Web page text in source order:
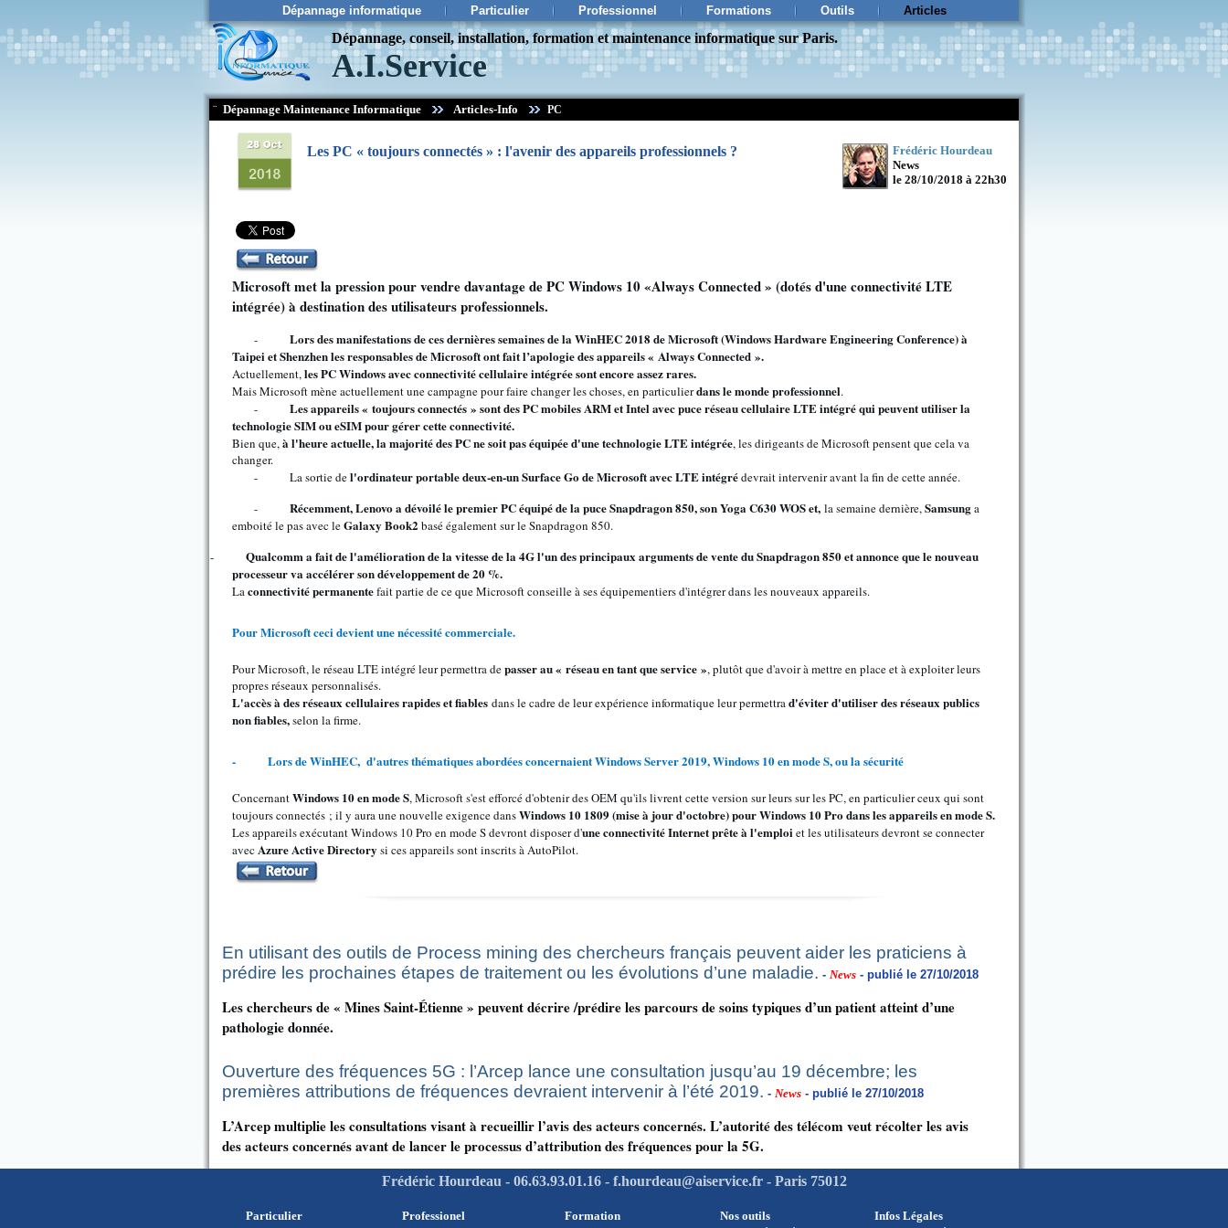
Dépannage informatique Particulier Professionnel Formations Outils Articles
Dépannage, conseil, installation, formation et maintenance informatique sur Paris.
A.I.Service
¨ Dépannage Maintenance Informatique Articles-Info PC
Les PC « toujours connectés » : l'avenir des appareils professionnels ?
Frédéric Hourdeau
News
le 28/10/2018 à 22h30
Microsoft met la pression pour vendre davantage de PC Windows 10 «Always Connected » (dotés d'une connectivité LTE
intégrée) à destination des utilisateurs professionnels.
- Lors des manifestations de ces dernières semaines de la WinHEC 2018 de Microsoft (Windows Hardware Engineering Conference) à
Taipei et Shenzhen les responsables de Microsoft ont fait l’apologie des appareils « Always Connected ».
Actuellement,les PC Windows avec connectivité cellulaire intégrée sont encore assez rares.
Mais Microsoft mène actuellement une campagne pour faire changer les choses, en particulierdans le monde professionnel.
- Les appareils « toujours connectés » sont des PC mobiles ARM et Intel avec puce réseau cellulaire LTE intégré qui peuvent utiliser la
technologie SIM ou eSIM pour gérer cette connectivité.
Bien que,à l'heure actuelle, la majorité des PC ne soit pas équipée d'une technologie LTE intégrée, les dirigeants de Microsoft pensent que cela va
changer.
- La sortie del'ordinateur portable deux-en-un Surface Go de Microsoft avec LTE intégrédevrait intervenir avant la fin de cette année.
- Récemment, Lenovo a dévoilé le premier PC équipé de la puce Snapdragon 850, son Yoga C630 WOS et, la semaine dernière,Samsunga
emboité le pas avec leGalaxy Book2 basé également sur le Snapdragon 850.
- Qualcomm a fait de l'amélioration de la vitesse de la 4G l'un des principaux arguments de vente du Snapdragon 850 et annonce que le nouveau
processeur va accélérer son développement de 20 %.
Laconnectivité permanentefait partie de ce que Microsoft conseille à ses équipementiers d'intégrer dans les nouveaux appareils.
Pour Microsoft ceci devient une nécessité commerciale.
Pour Microsoft, le réseau LTE intégré leur permettra depasser au « réseau en tant que service », plutôt que d'avoir à mettre en place et à exploiter leurs
propres réseaux personnalisés.
L'accès à des réseaux cellulaires rapides et fiables dans le cadre de leur expérience informatique leur permettrad'éviter d'utiliser des réseaux publics
non fiables,selon la firme.
- Lors de WinHEC, d'autres thématiquesabordées concernaientWindows Server 2019, Windows 10 en mode S, ou la sécurité
ConcernantWindows 10 en mode S, Microsoft s'est efforcé d'obtenir des OEM qu'ils livrent cette version sur leurs sur les PC, en particulier ceux qui sont
toujours connectés ; il y aura une nouvelle exigence dansWindows 10 1809 (mise à jour d'octobre) pour Windows 10 Pro dans les appareils en mode S.
Les appareils exécutant Windows 10 Pro en mode S devront disposer d'une connectivité Internet prête à l'emploiet les utilisateurs devront se connecter
avec Azure Active Directory si ces appareils sont inscrits à AutoPilot.
En utilisant des outils de Process mining des chercheurs français peuvent aider les praticiens à
prédire les prochaines étapes de traitement ou les évolutions d’une maladie. - News - publié le 27/10/2018
Les chercheurs de « Mines Saint-Étienne » peuvent décrire /prédire les parcours de soins typiques d’un patient atteint d’une
pathologie donnée.
Ouverture des fréquences 5G : l’Arcep lance une consultation jusqu’au 19 décembre; les
premières attributions de fréquences devraient intervenir à l’été 2019. - News - publié le 27/10/2018
L’Arcep multiplie les consultations visant à recueillir l’avis des acteurs concernés. L’autorité des télécom veut récolter les avis
des acteurs concernés avant de lancer le processus d’attribution des fréquences pour la 5G.
Frédéric Hourdeau - 06.63.93.01.16 - f.hourdeau@aiservice.fr - Paris 75012
Particulier Professionel Formation Nos outils
Infos Légales